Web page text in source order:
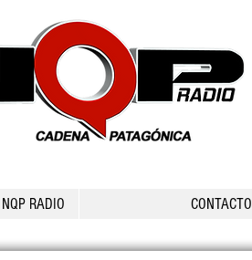
RADIO CONTACTO